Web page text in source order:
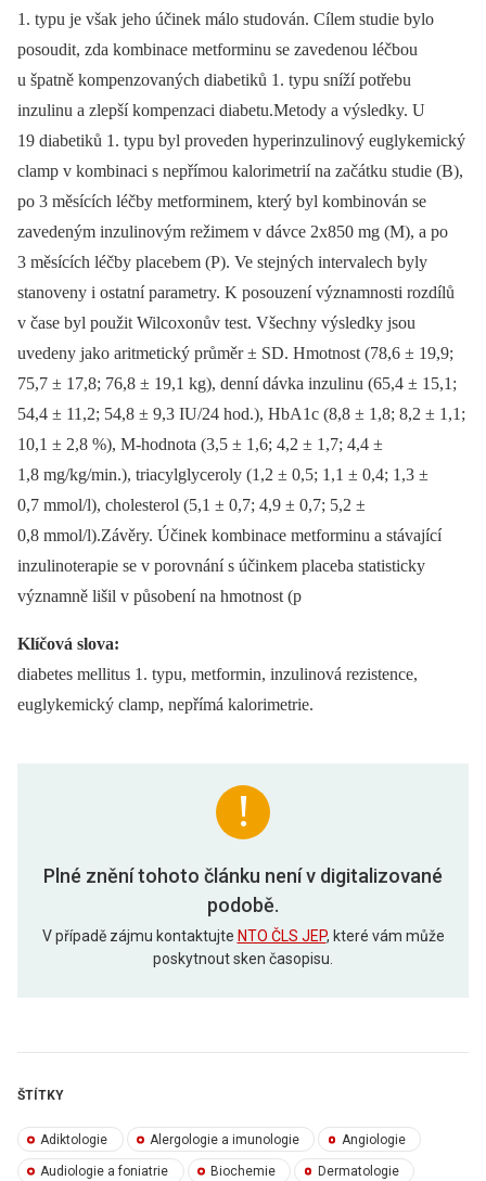
1. typu je však jeho účinek málo studován. Cílem studie bylo
posoudit, zda kombinace metforminu se zavedenou léčbou
u špatně kompenzovaných diabetiků 1. typu sníží potřebu
inzulinu a zlepší kompenzaci diabetu.Metody a výsledky. U
19 diabetiků 1. typu byl proveden hyperinzulinový euglykemický
clamp v kombinaci s nepřímou kalorimetrií na začátku studie (B),
po 3 měsících léčby metforminem, který byl kombinován se
zavedeným inzulinovým režimem v dávce 2x850 mg (M), a po
3 měsících léčby placebem (P). Ve stejných intervalech byly
stanoveny i ostatní parametry. K posouzení významnosti rozdílů
v čase byl použit Wilcoxonův test. Všechny výsledky jsou
uvedeny jako aritmetický průměr ± SD. Hmotnost (78,6 ± 19,9;
75,7 ± 17,8; 76,8 ± 19,1 kg), denní dávka inzulinu (65,4 ± 15,1;
54,4 ± 11,2; 54,8 ± 9,3 IU/24 hod.), HbA1c (8,8 ± 1,8; 8,2 ± 1,1;
10,1 ± 2,8 %), M-hodnota (3,5 ± 1,6; 4,2 ± 1,7; 4,4 ±
1,8 mg/kg/min.), triacylglyceroly (1,2 ± 0,5; 1,1 ± 0,4; 1,3 ±
0,7 mmol/l), cholesterol (5,1 ± 0,7; 4,9 ± 0,7; 5,2 ±
0,8 mmol/l).Závěry. Účinek kombinace metforminu a stávající
inzulinoterapie se v porovnání s účinkem placeba statisticky
významně lišil v působení na hmotnost (p
Klíčová slova:
diabetes mellitus 1. typu, metformin, inzulinová rezistence,
euglykemický clamp, nepřímá kalorimetrie.
Plné znění tohoto článku není v digitalizované
podobě.
V případě zájmu kontaktujte NTO ČLS JEP, které vám může
poskytnout sken časopisu.
ŠTÍTKY
Adiktologie Alergologie a imunologie Angiologie
Audiologie a foniatrie Biochemie Dermatologie